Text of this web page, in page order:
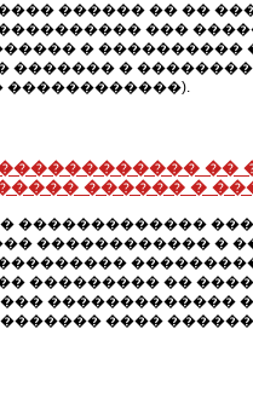
������ �� ��
���
� ����������
������� �
������������).
��
������ �
�������������
������������ �
��������� ��
�������������
����